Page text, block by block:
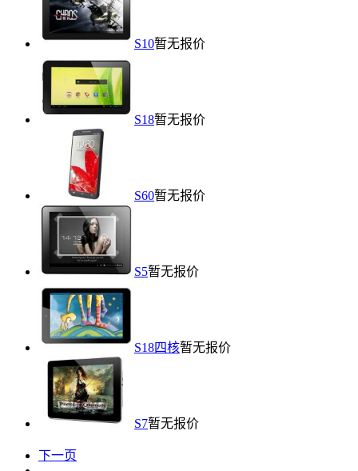
S10暂无报价
S18暂无报价
S60暂无报价
S5暂无报价
S18四核暂无报价
S7暂无报价
下一页